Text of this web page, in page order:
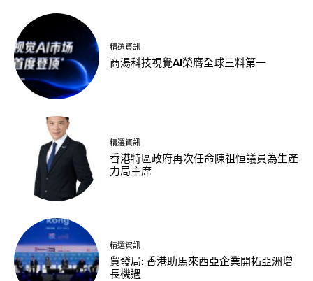
精選資訊
商湯科技視覺AI榮膺全球三料第一
精選資訊
香港特區政府再次任命陳祖恒議員為生產
力局主席
精選資訊
貿發局: 香港助馬來西亞企業開拓亞洲增
長機遇